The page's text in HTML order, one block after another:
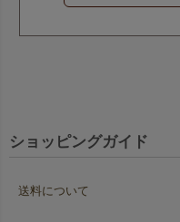
ショッピングガイド
送料について